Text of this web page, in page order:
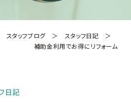
スタッフブログ＞ スタッフ日記 ＞
補助金利用でお得にリフォーム
日記